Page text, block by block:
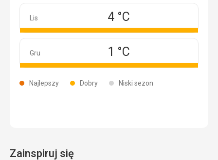
Najlepszy Dobry Niski sezon
Listopad
Lis 4 °C
Grudzień
Gru 1 °C
Zainspiruj się